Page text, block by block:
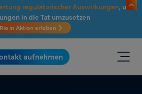
regulatorischer Auswirkungen, um
in die Tat umzusetzen
Ria in Aktion erleben
aufnehmen